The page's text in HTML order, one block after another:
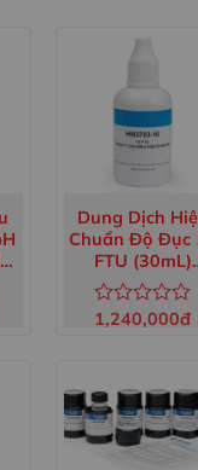
Dung Dịch
Chuẩn Độ Đục
FTU (30mL)
HI93703-10
Được
5
sao
1,240,000đ